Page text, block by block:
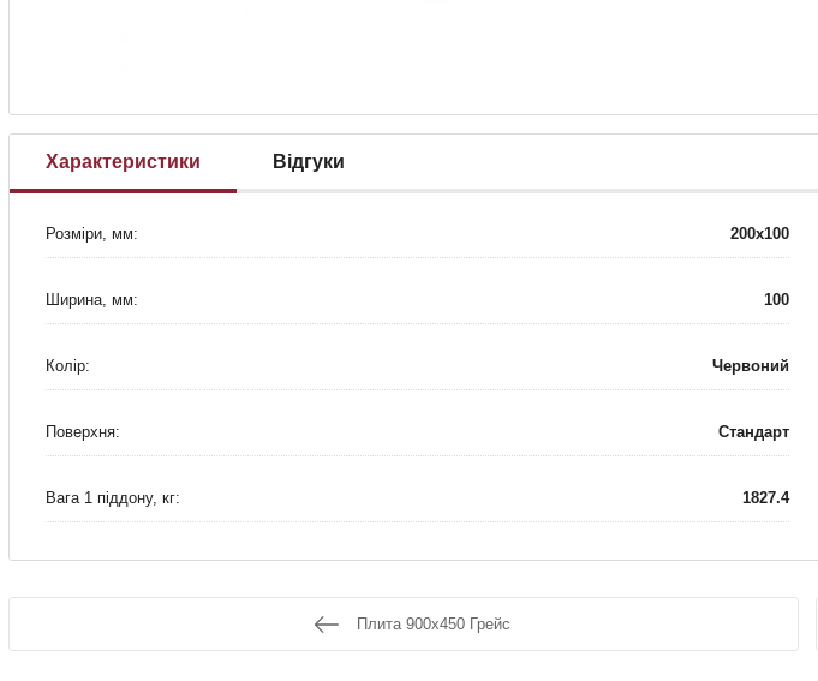
Характеристики Відгуки
Розміри, мм: 200x100
Ширина, мм: 100
Колір: Червоний
Поверхня: Стандарт
Вага 1 піддону, кг: 1827.4
Плита 900х450 Грейс